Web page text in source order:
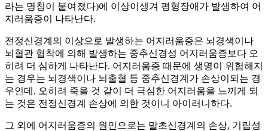
라는 명칭이 붙여졌다)에 이상이생겨 평형장애가 발생하여 어
지러움증이 나타난다.
전정신경계의 이상으로 발생하는 어지러움증은 뇌경색이나
뇌혈관 협착에 의해 발생하는 중추신경성 어지러움증보다 오
히려 더 심하게 나타난다. 어지러움증 때문에 생명이 위험해지
는 경우는 뇌경색이나 뇌출혈 등 중추신경계가 손상이되는 경
우인데, 오히려 죽을 것 같이 더 극심한 어지러움을 느끼게 되
는 것은 전정신경계 손상에 의한 것이니 아이러니하다.
그 외에 어지러움증의 원인으로는 말초신경계의 손상, 기립성